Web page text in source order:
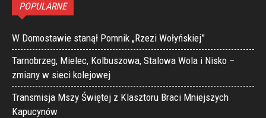
POPULARNE
W Domostawie stanął Pomnik „Rzezi Wołyńskiej”
Tarnobrzeg, Mielec, Kolbuszowa, Stalowa Wola i Nisko –
zmiany w sieci kolejowej
Transmisja Mszy Świętej z Klasztoru Braci Mniejszych
Kapucynów